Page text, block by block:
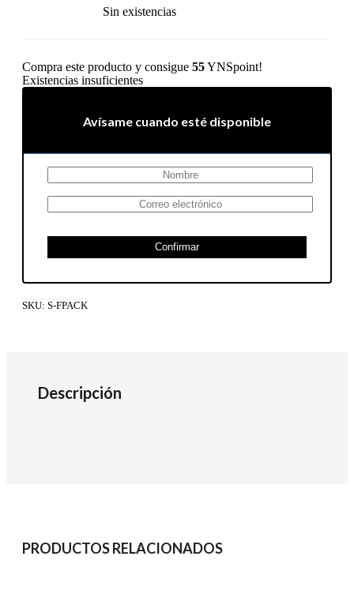
Sin existencias
Compra este producto y consigue 55YNSpoint!
Existencias insuficientes
Avísame cuando esté disponible
Confirmar
SKU: S-FPACK
Descripción
PRODUCTOS RELACIONADOS